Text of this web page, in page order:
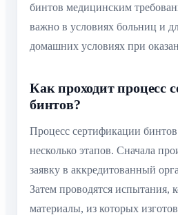
бинтов медицинским
важно в условиях больниц и
домашних условиях при
Как проходит процесс
бинтов?
Процесс сертификации
несколько этапов. Сначала
заявку в аккредитованный
Затем проводятся испытания,
материалы, из которых